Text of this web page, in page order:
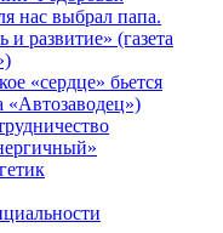
нас выбрал папа.
и развитие» (газета
«сердце» бьется
«Автозаводец»)